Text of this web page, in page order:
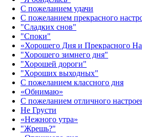
С пожеланием удачи
С пожеланием прекрасного
"Сладких снов"
"Споки"
«Хорошего Дня и Прекрасного
"Хорошего зимнего дня"
"Хорошей дороги"
"Хороших выходных"
С пожеланием классного дня
«Обнимаю»
С пожеланием отличного
Не Грусти
«Нежного утра»‎
"Жрешь?"